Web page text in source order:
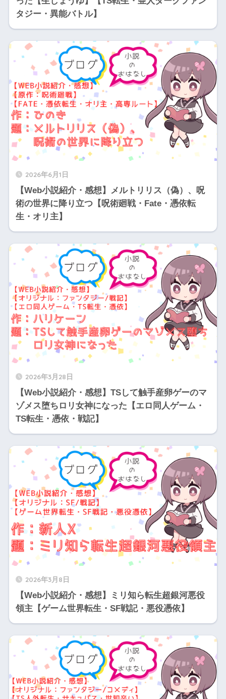
タジー・異能バトル】
2026年6月1日
【Web小説紹介・感想】メルトリリス（偽）、呪
術の世界に降り立つ【呪術廻戦・Fate・憑依転
生・オリ主】
2026年3月28日
【Web小説紹介・感想】TSして触手産卵ゲーのマ
ゾメス堕ちロリ女神になった【エロ同人ゲーム・
TS転生・憑依・戦記】
2026年3月8日
【Web小説紹介・感想】ミリ知ら転生超銀河悪役
領主【ゲーム世界転生・SF戦記・悪役憑依】